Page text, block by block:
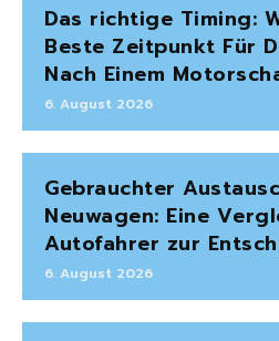
Das richtige Timing:
Beste Zeitpunkt Für
Nach Einem
6. August 2026
Gebrauchter
Neuwagen: Eine
Autofahrer zur
6. August 2026